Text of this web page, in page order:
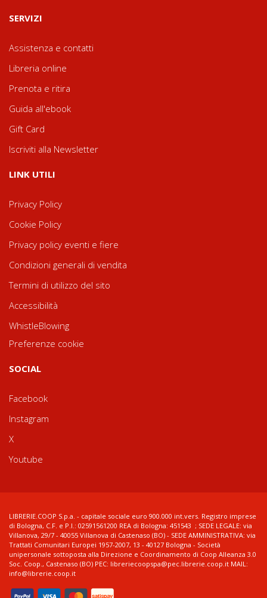
SERVIZI
Assistenza e contatti
Libreria online
Prenota e ritira
Guida all'ebook
Gift Card
Iscriviti alla Newsletter
LINK UTILI
Privacy Policy
Cookie Policy
Privacy policy eventi e fiere
Condizioni generali di vendita
Termini di utilizzo del sito
Accessibilità
WhistleBlowing
Preferenze cookie
SOCIAL
Facebook
Instagram
X
Youtube
LIBRERIE.COOP S.p.a. - capitale sociale euro 900.000 int.vers. Registro imprese
di Bologna, C.F. e P.I.: 02591561200 REA di Bologna: 451543 ; SEDE LEGALE: via
Villanova, 29/7 - 40055 Villanova di Castenaso (BO) - SEDE AMMINISTRATIVA: via
Trattati Comunitari Europei 1957-2007, 13 - 40127 Bologna - Società
unipersonale sottoposta alla Direzione e Coordinamento di Coop Alleanza 3.0
Soc. Coop., Castenaso (BO) PEC: libreriecoopspa@pec.librerie.coop.it MAIL:
info@librerie.coop.it